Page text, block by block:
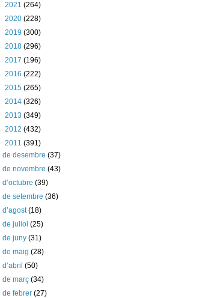
2021 (264)
2020 (228)
2019 (300)
2018 (296)
2017 (196)
2016 (222)
2015 (265)
2014 (326)
2013 (349)
2012 (432)
2011 (391)
de desembre(37)
de novembre(43)
d’octubre(39)
de setembre(36)
d’agost(18)
de juliol(25)
de juny(31)
de maig(28)
d’abril(50)
de març(34)
de febrer(27)